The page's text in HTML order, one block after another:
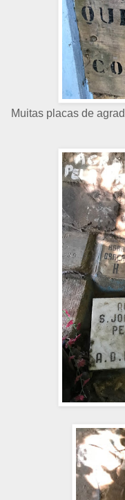
Muitas placas de